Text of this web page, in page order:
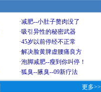
·减肥--小肚子赘肉没了
·吸引异性的秘密武器
·45岁以前停经不正常
·解决脸黄脾虚腰痛良方
·泡脚减肥--瘦到你叫停！
·狐臭--腋臭--09新疗法
更多>>